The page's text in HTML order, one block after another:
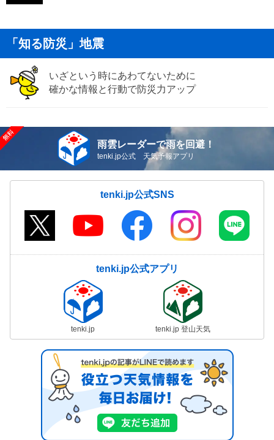
「知る防災」地震
いざという時にあわてないために
確かな情報と行動で防災力アップ
雨雲レーダーで雨を回避！
tenki.jp公式 天気予報アプリ
tenki.jp公式SNS
tenki.jp公式アプリ
tenki.jp tenki.jp 登山天気